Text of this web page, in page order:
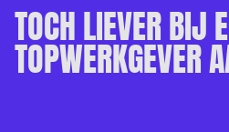
TOCH LIEVER BIJ
TOPWERKGEVER